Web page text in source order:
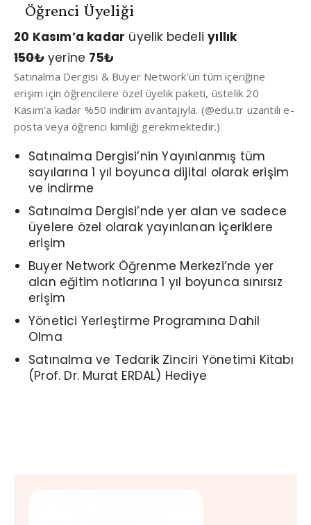
Öğrenci Üyeliği
20 Kasım’a kadar üyelik bedeliyıllık
150₺yerine 75₺
Satınalma Dergisi & Buyer Network’ün tüm içeriğine
erişim için öğrencilere özel üyelik paketi, üstelik 20
Kasım’a kadar %50 indirim avantajıyla. (@edu.tr uzantılı e-
posta veya öğrenci kimliği gerekmektedir.)
Satınalma Dergisi’nin Yayınlanmış tüm
sayılarına 1 yıl boyunca dijital olarak erişim
ve indirme
Satınalma Dergisi’nde yer alan ve sadece
üyelere özel olarak yayınlanan içeriklere
erişim
Buyer Network Öğrenme Merkezi’nde yer
alan eğitim notlarına 1 yıl boyunca sınırsız
erişim
Yönetici Yerleştirme Programına Dahil
Olma
Satınalma ve Tedarik Zinciri Yönetimi Kitabı
(Prof. Dr. Murat ERDAL) Hediye